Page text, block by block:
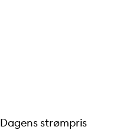
Dagens strømpris